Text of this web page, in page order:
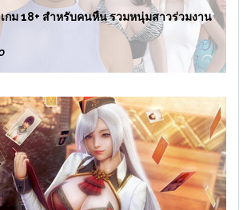
กม 18+ สำหรับคนหื่น รวมหนุ่มสาวร่วมงาน